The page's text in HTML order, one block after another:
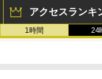
アクセスランキ
1時間 24